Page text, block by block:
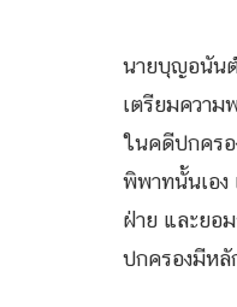
นายบุญอนัน
เตรียมความ
ในคดีปกครอ
พิพาทนั้นเอง
ฝ่าย และยอ
ปกครองมีห